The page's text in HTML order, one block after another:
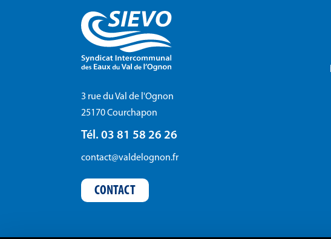
3 rue du Val de l'Ognon
25170 Courchapon
Tél. 03 81 58 26 26
contact@valdelognon.fr
CONTACT